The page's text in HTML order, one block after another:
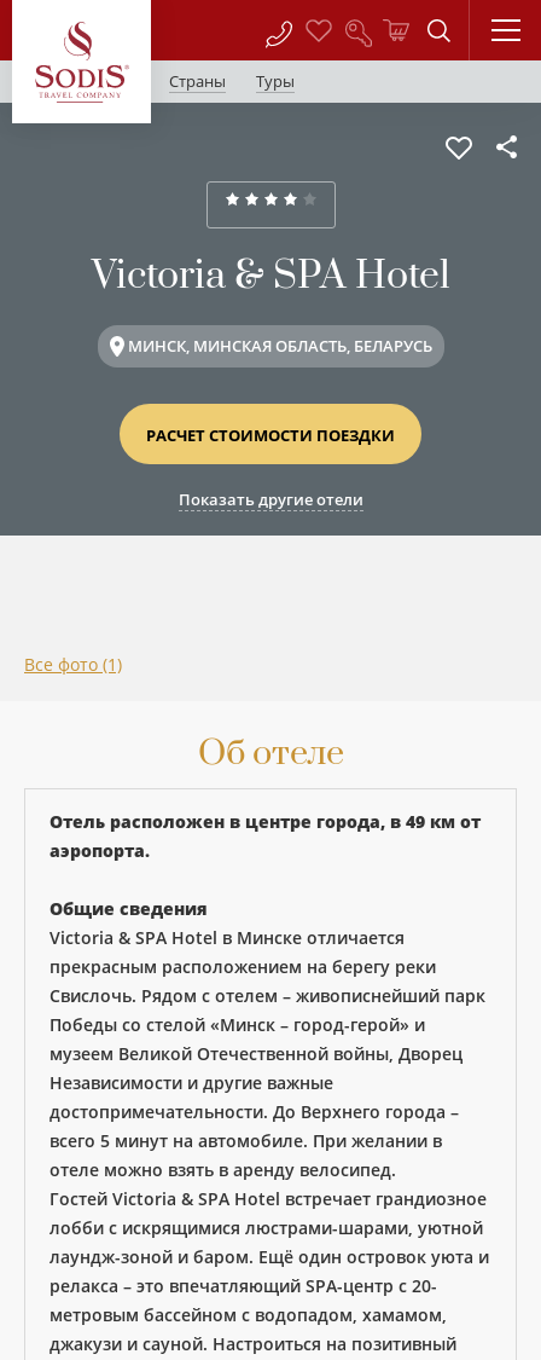
Страны Туры
Victoria & SPA Hotel
МИНСК, МИНСКАЯ ОБЛАСТЬ, БЕЛАРУСЬ
РАСЧЕТ СТОИМОСТИ ПОЕЗДКИ
Показать другие отели
Все фото (1)
Об отеле
Отель расположен в центре города, в 49 км от
аэропорта.
Общие сведения
Victoria & SPA Hotel в Минске отличается
прекрасным расположением на берегу реки
Свислочь. Рядом с отелем – живописнейший парк
Победы со стелой «Минск – город-герой» и
музеем Великой Отечественной войны, Дворец
Независимости и другие важные
достопримечательности. До Верхнего города –
всего 5 минут на автомобиле. При желании в
отеле можно взять в аренду велосипед.
Гостей Victoria & SPA Hotel встречает грандиозное
лобби с искрящимися люстрами-шарами, уютной
лаундж-зоной и баром. Ещё один островок уюта и
релакса – это впечатляющий SPA-центр с 20-
метровым бассейном с водопадом, хамамом,
джакузи и сауной. Настроиться на позитивный